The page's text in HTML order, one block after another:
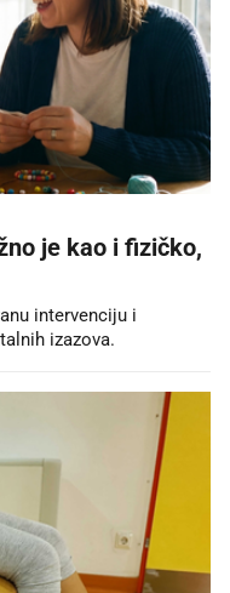
je kao i fizičko,
intervenciju i
izazova.